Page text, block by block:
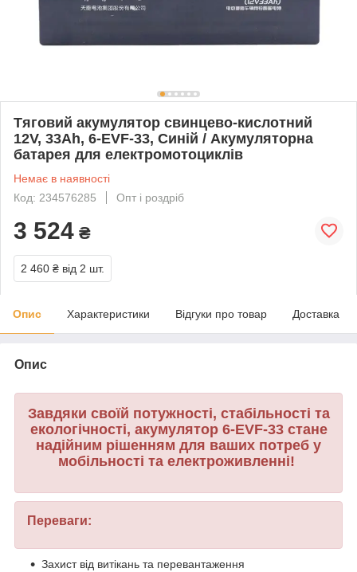
Тяговий акумулятор свинцево-кислотний
12V, 33Ah, 6-EVF-33, Синій / Акумуляторна
батарея для електромотоциклів
Немає в наявності
Код: 234576285
Опт і роздріб
3 524 ₴
2 460 ₴ від 2 шт.
Опис Характеристики Відгуки про товар Доставка
Опис
Завдяки своїй потужності, стабільності та
екологічності, акумулятор 6-EVF-33 стане
надійним рішенням для ваших потреб у
мобільності та електроживленні!
Переваги:
Захист від витікань та перевантаження